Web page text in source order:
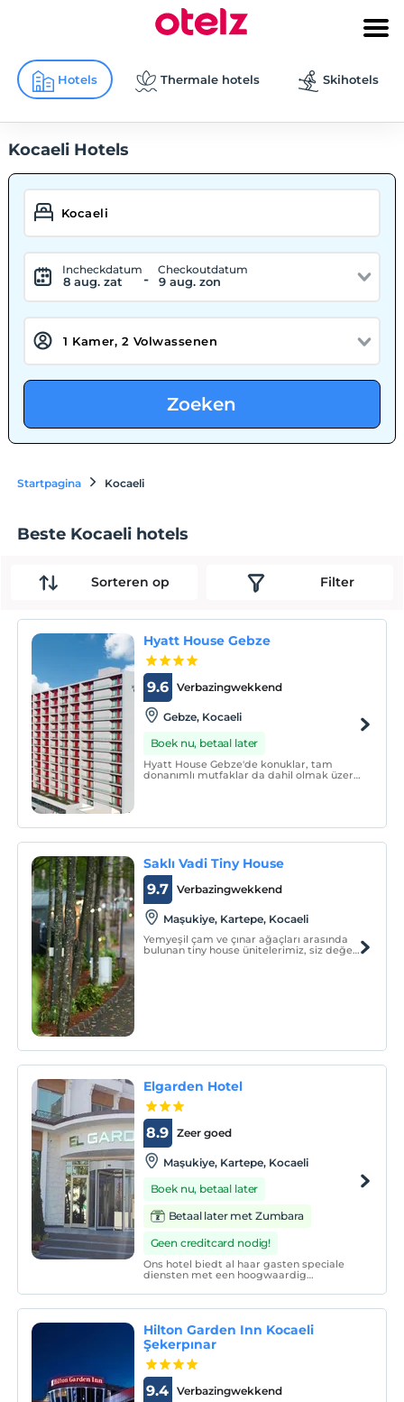
Hotels Thermale hotels Skihotels
Kocaeli Hotels
Incheckdatum
8 aug. zat -
Checkoutdatum
9 aug. zon
Zoeken
Startpagina Kocaeli
Beste Kocaeli hotels
Sorteren op Filter
Hyatt House Gebze
Verbazingwekkend
9.6
Gebze, Kocaeli
Boek nu, betaal later
Hyatt House Gebze'de konuklar, tam
donanımlı mutfaklar da dahil olmak üzere,
yararlanabilirler.
Saklı Vadi Tiny House
Verbazingwekkend
9.7
Maşukiye, Kartepe, Kocaeli
Yemyeşil çam ve çınar ağaçları arasında
bulunan tiny house ünitelerimiz, siz değerli
Elgarden Hotel
Zeer goed
8.9
Maşukiye, Kartepe, Kocaeli
Boek nu, betaal later
Betaal later met Zumbara
Geen creditcard nodig!
Ons hotel biedt al haar gasten speciale
diensten met een hoogwaardig
een aangename en comfortabele tijd
kunnen doorbrengen tijdens vakanties en
Hilton Garden Inn Kocaeli
Şekerpınar
Verbazingwekkend
9.4